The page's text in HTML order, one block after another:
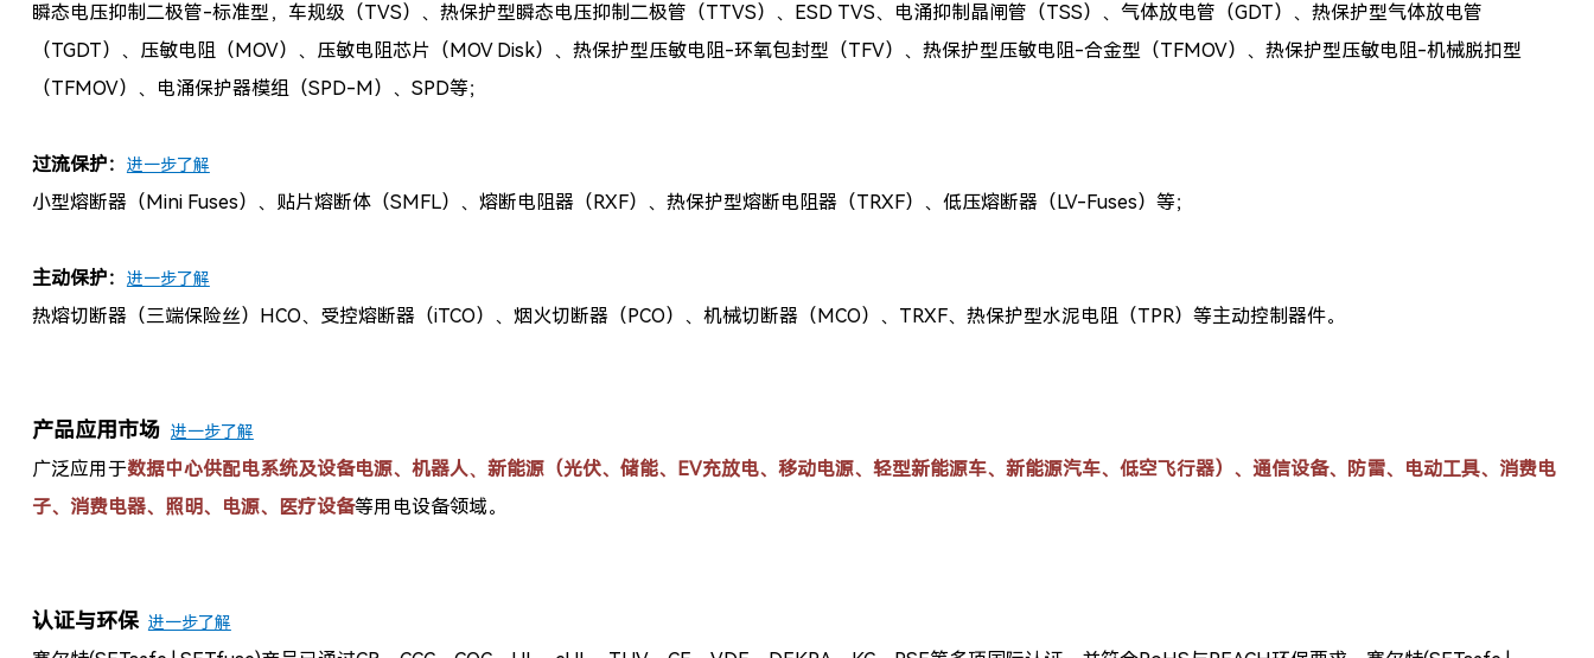
瞬态电压抑制二极管-标准型，车规级（TVS）、热保护型瞬态电压抑制二极管（TTVS）、ESD TVS、电涌抑制晶闸管（TSS）、 气体放电管（GDT）、热保护型气体放电管
（TGDT）、压敏电阻（MOV）、 压敏电阻芯片（MOV Disk）、 热保护型压敏电阻-环氧包封型（TFV）、热保护型压敏电阻-合金型（TFMOV）、 热保护型压敏电阻-机械脱扣型
（TFMOV）、电涌保护器模组（SPD-M）、 SPD等；
过流保护： 进一步了解
小型熔断器（Mini Fuses）、贴片熔断体（SMFL）、熔断电阻器（RXF）、热保护型熔断电阻器（TRXF）、 低压熔断器（LV-Fuses）等；
主动保护： 进一步了解
热熔切断器（三端保险丝）HCO、受控熔断器（iTCO）、烟火切断器（PCO）、机械切断器（MCO）、TRXF、热保护型水泥电阻（TPR）等主动控制器件。
产品应用市场 进一步了解
广泛应用于数据中心供配电系统及设备电源、 机器人、 新能源（光伏、储能、EV充放电、移动电源、轻型新能源车、新能源汽车、 低空飞行器）、通信设备、防雷、电动工具、消费电
子、消费电器、照明、
电源、 医疗设备等用电设备领域。
认证与环保 进一步了解